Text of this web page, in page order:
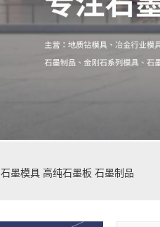
石墨模具 高纯石墨板 石墨制品